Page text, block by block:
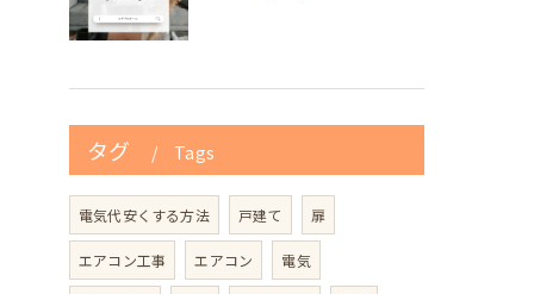
タグ Tags
電気代安くする方法 戸建て 扉
エアコン工事 エアコン 電気